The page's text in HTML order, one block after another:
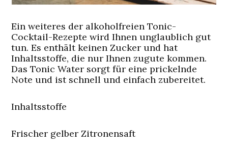
Ein weiteres der alkoholfreien Tonic-
Cocktail-Rezepte wird Ihnen unglaublich gut
tun. Es enthält keinen Zucker und hat
Inhaltsstoffe, die nur Ihnen zugute kommen.
Das Tonic Water sorgt für eine prickelnde
Note und ist schnell und einfach zubereitet.
Inhaltsstoffe
Frischer gelber Zitronensaft